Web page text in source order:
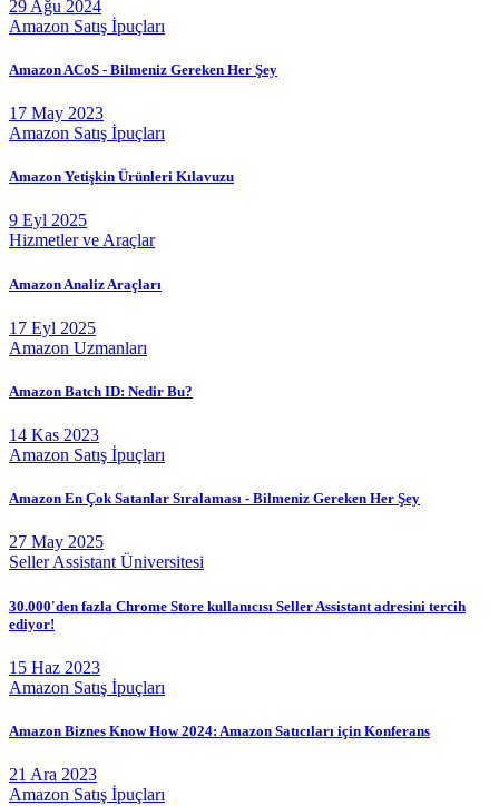
29 Ağu 2024
Amazon Satış İpuçları
Amazon ACoS - Bilmeniz Gereken Her Şey
17 May 2023
Amazon Satış İpuçları
Amazon Yetişkin Ürünleri Kılavuzu
9 Eyl 2025
Hizmetler ve Araçlar
Amazon Analiz Araçları
17 Eyl 2025
Amazon Uzmanları
Amazon Batch ID: Nedir Bu?
14 Kas 2023
Amazon Satış İpuçları
Amazon En Çok Satanlar Sıralaması - Bilmeniz Gereken Her Şey
27 May 2025
Seller Assistant Üniversitesi
30.000'den fazla Chrome Store kullanıcısı Seller Assistant adresini tercih
ediyor!
15 Haz 2023
Amazon Satış İpuçları
Amazon Biznes Know How 2024: Amazon Satıcıları için Konferans
21 Ara 2023
Amazon Satış İpuçları